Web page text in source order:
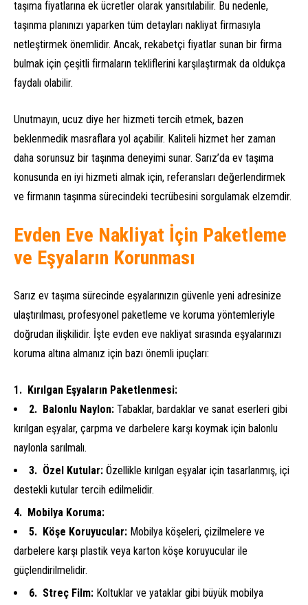
taşıma fiyatlarına ek ücretler olarak yansıtılabilir. Bu nedenle,
taşınma planınızı yaparken tüm detayları nakliyat firmasıyla
netleştirmek önemlidir. Ancak, rekabetçi fiyatlar sunan bir firma
bulmak için çeşitli firmaların tekliflerini karşılaştırmak da oldukça
faydalı olabilir.
Unutmayın, ucuz diye her hizmeti tercih etmek, bazen
beklenmedik masraflara yol açabilir. Kaliteli hizmet her zaman
daha sorunsuz bir taşınma deneyimi sunar. Sarız’da ev taşıma
konusunda en iyi hizmeti almak için, referansları değerlendirmek
ve firmanın taşınma sürecindeki tecrübesini sorgulamak elzemdir.
Evden Eve Nakliyat İçin Paketleme
ve Eşyaların Korunması
Sarız ev taşıma sürecinde eşyalarınızın güvenle yeni adresinize
ulaştırılması, profesyonel paketleme ve koruma yöntemleriyle
doğrudan ilişkilidir. İşte evden eve nakliyat sırasında eşyalarınızı
koruma altına almanız için bazı önemli ipuçları:
Kırılgan Eşyaların Paketlenmesi:
Balonlu Naylon: Tabaklar, bardaklar ve sanat eserleri gibi
kırılgan eşyalar, çarpma ve darbelere karşı koymak için balonlu
naylonla sarılmalı.
Özel Kutular: Özellikle kırılgan eşyalar için tasarlanmış, içi
destekli kutular tercih edilmelidir.
Mobilya Koruma:
Köşe Koruyucular: Mobilya köşeleri, çizilmelere ve
darbelere karşı plastik veya karton köşe koruyucular ile
güçlendirilmelidir.
Streç Film: Koltuklar ve yataklar gibi büyük mobilya